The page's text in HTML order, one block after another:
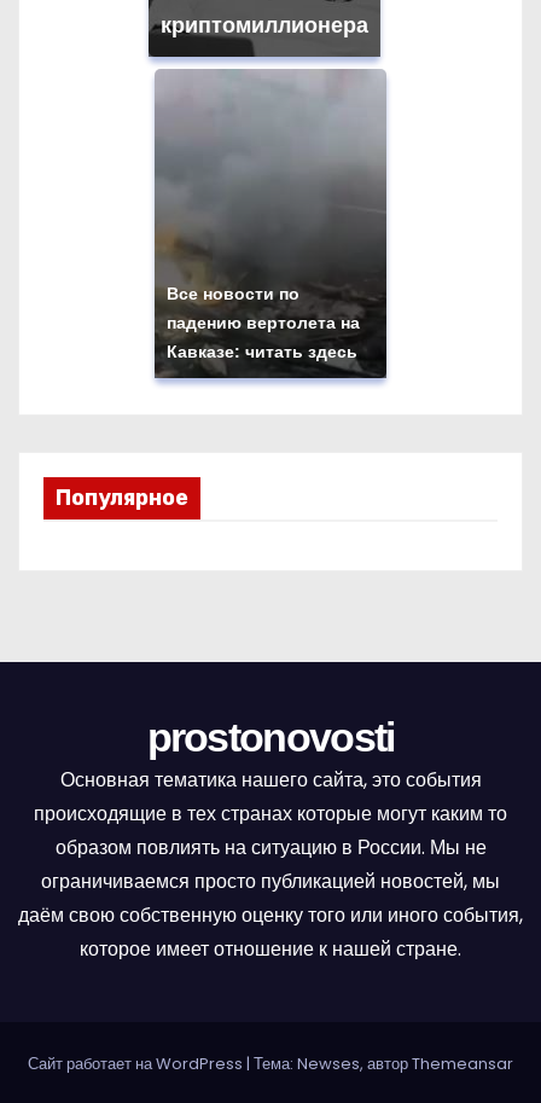
криптомиллионера
Все новости по
падению вертолета на
Кавказе: читать здесь
Популярное
prostonovosti
Основная тематика нашего сайта, это события
происходящие в тех странах которые могут каким то
образом повлиять на ситуацию в России. Мы не
ограничиваемся просто публикацией новостей, мы
даём свою собственную оценку того или иного события,
которое имеет отношение к нашей стране.
Сайт работает на WordPress | Тема: Newses, авторThemeansar